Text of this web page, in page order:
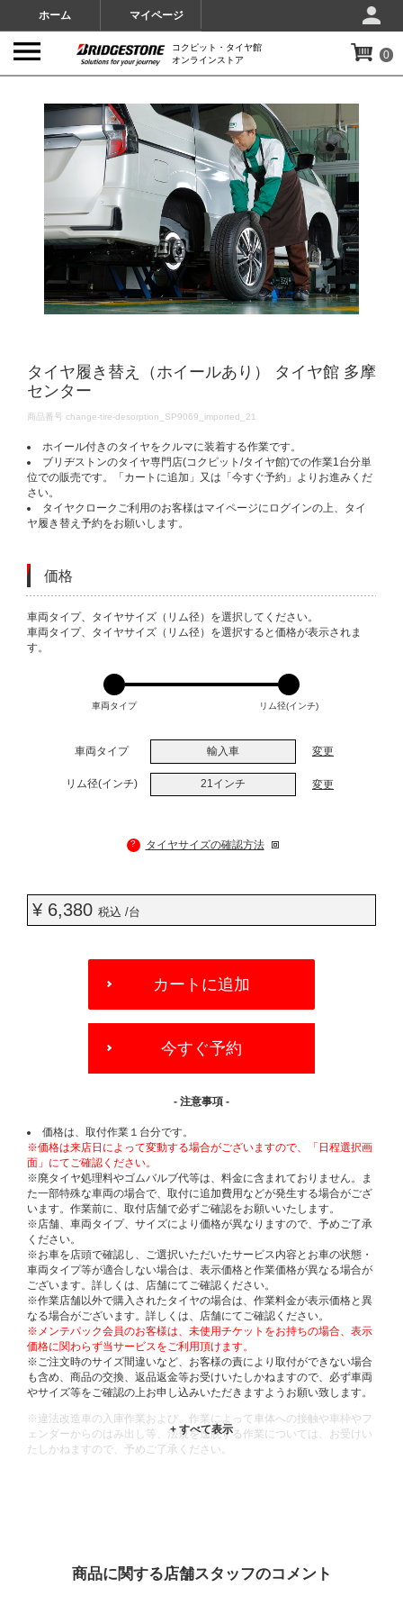
ホーム マイページ
コクピット・タイヤ館
オンラインストア
0
タイヤ履き替え（ホイールあり） タイヤ館 多摩
センター
DETAILS
商品番号 change-tire-desorption_SP9069_imported_21
ホイール付きのタイヤをクルマに装着する作業です。
ブリヂストンのタイヤ専門店(コクピット/タイヤ館)での作業1台分単
位での販売です。「カートに追加」又は「今すぐ予約」よりお進みくだ
さい。
タイヤクロークご利用のお客様はマイページにログインの上、タイ
ヤ履き替え予約をお願いします。
価格
VARIATIONS
車両タイプ、タイヤサイズ（リム径）を選択してください。
車両タイプ、タイヤサイズ（リム径）を選択すると価格が表示されま
す。
車両タイプ リム径(インチ)
車両タイプ 輸入車 変更
リム径(インチ) 21インチ 変更
? タイヤサイズの確認方法
¥ 6,380 税込 /台
OPTIONS
カートに追加
今すぐ予約
- 注意事項 -
価格は、取付作業１台分です。
※価格は来店日によって変動する場合がございますので、「日程選択画
面」にてご確認ください。
※廃タイヤ処理料やゴムバルブ代等は、料金に含まれておりません。ま
た一部特殊な車両の場合で、取付に追加費用などが発生する場合がござ
います。作業前に、取付店舗で必ずご確認をお願いいたします。
※店舗、車両タイプ、サイズにより価格が異なりますので、予めご了承
ください。
※お車を店頭で確認し、ご選択いただいたサービス内容とお車の状態・
車両タイプ等が適合しない場合は、表示価格と作業価格が異なる場合が
ございます。詳しくは、店舗にてご確認ください。
※作業店舗以外で購入されたタイヤの場合は、作業料金が表示価格と異
なる場合がございます。詳しくは、店舗にてご確認ください。
※メンテパック会員のお客様は、未使用チケットをお持ちの場合、表示
価格に関わらず当サービスをご利用頂けます。
※ご注文時のサイズ間違いなど、お客様の責により取付ができない場合
も含め、商品の交換、返品返金等お受けいたしかねますので、必ず車両
やサイズ等をご確認の上お申し込みいただきますようお願い致します。
※違法改造車の入庫作業および、作業によって車体への接触や車枠やフ
ェンダーからのはみ出し等、法規を逸脱する作業については、お受けい
たしかねますので、予めご了承ください。
商品に関する店舗スタッフのコメント